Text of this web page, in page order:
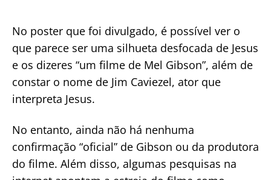
No poster que foi divulgado, é possível ver o
que parece ser uma silhueta desfocada de Jesus
e os dizeres “um filme de Mel Gibson”, além de
constar o nome de Jim Caviezel, ator que
interpreta Jesus.
No entanto, ainda não há nenhuma
confirmação “oficial” de Gibson ou da produtora
do filme. Além disso, algumas pesquisas na